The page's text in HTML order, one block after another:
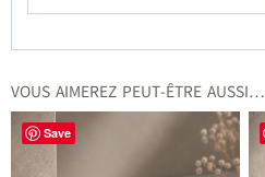
VOUS AIMEREZ PEUT-ÊTRE AUSSI…
Save